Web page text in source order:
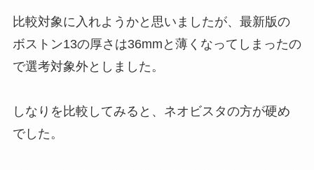
比較対象に入れようかと思いましたが、最新版の
ボストン13の厚さは36mmと薄くなってしまったの
で選考対象外としました。
しなりを比較してみると、ネオビスタの方が硬め
でした。